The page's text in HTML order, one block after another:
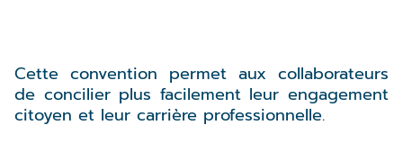
Cette convention permet aux collaborateurs
de concilier plus facilement leur engagement
citoyen et leur carrière professionnelle.